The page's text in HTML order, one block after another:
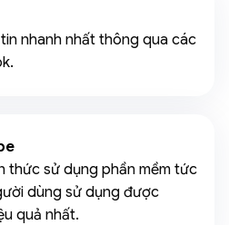
nhanh nhất thông qua các
thức sử dụng phần mềm tức
dùng sử dụng được
quả nhất.